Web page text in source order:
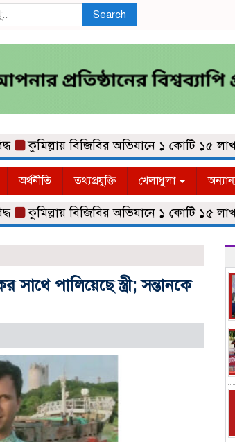
Search
কুমিল্লায় বিজিবির অভিযানে ১ কোটি ১৫ লাখ
অর্থনীতি তথ্যপ্রযুক্তি খেলাধুলা
কুমিল্লায় বিজিবির অভিযানে ১ কোটি ১৫ লাখ
পালিয়েছে স্ত্রী; সন্তানকে